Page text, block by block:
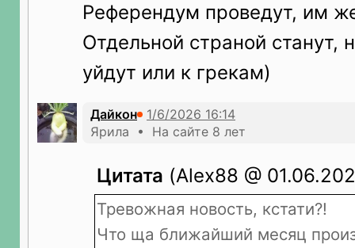
Референдум проведут, им
Отдельной страной станут,
уйдут или к грекам)
Дайкон
Ярила • На сайте 8 лет
Цитата (Alex88 @
Тревожная новость, кстати?!
Что ща ближайший месяц